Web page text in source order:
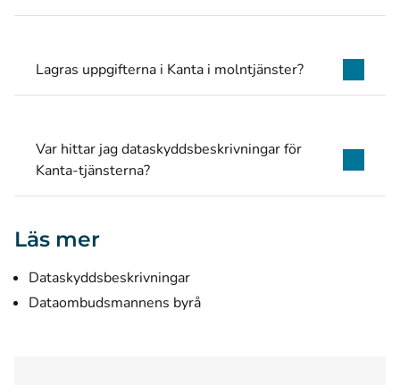
Lagras uppgifterna i Kanta i molntjänster?
Var hittar jag dataskyddsbeskrivningar för
Kanta-tjänsterna?
Läs mer
Dataskyddsbeskrivningar
Dataombudsmannens byrå(öppnas i ett nytt fönster)